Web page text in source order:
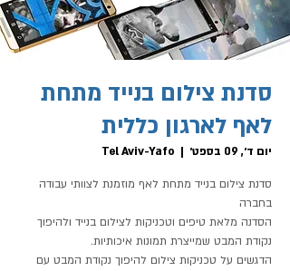
סדנת צילום בנייד מתחת
לאף לארגון כללית
יום ד׳, 09 בספט׳
  |
Tel Aviv-Yafo
סדנת צילום בנייד מתחת לאף מוזמנת לצוותי עבודה
הסדנה מלאת טיפים וטכניקות לצילום בנייד ולהיפוך
הדגשים על טכניקות צילום להיפוך נקודת המבט עם